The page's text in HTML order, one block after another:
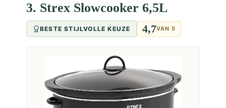
3. Strex Slowcooker 6,5L
BESTE STIJLVOLLE KEUZE 4,7VAN 5